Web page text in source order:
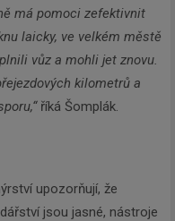
má pomoci zefektivnit
laicky, ve velkém městě
vůz a mohli jet znovu.
kilometrů a
říká Šomplák.
upozorňují, že
jsou jasné, nástroje